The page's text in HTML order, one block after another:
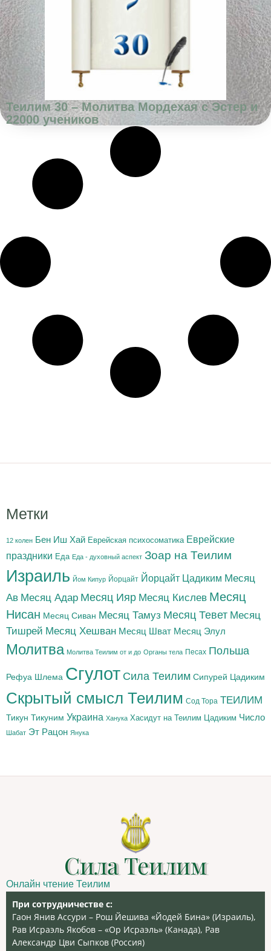
Теилим 30 – Молитва Мордехая с Эстер и
22000 учеников
Метки
12 колен Бен Иш Хай Еврейская психосоматика Еврейские
праздники Еда Еда - духовный аспект Зоар на Теилим
Израиль Йом Кипур Йорцайт Йорцайт Цадиким Месяц
Ав Месяц Адар Месяц Ияр Месяц Кислев Месяц
Нисан Месяц Сиван Месяц Тамуз Месяц Тевет Месяц
Тишрей Месяц Хешван Месяц Шват Месяц Элул
Молитва Молитва Теилим от и до Органы тела Песах Польша
Рефуа Шлема Сгулот Сила Теилим Сипурей Цадиким
Скрытый смысл Теилим Сод Тора ТЕИЛИМ
Тикун Тикуним Украина Ханука Хасидут на Теилим Цадиким Число
Шабат Эт Рацон Янука
Сила Теилим
Онлайн чтение Теилим
При сотрудничестве с:
Гаон Янив Ассури – Рош Йешива «Йодей Бина» (Израиль),
Рав Исраэль Якобов – «Ор Исраэль» (Канада), Рав
Александр Цви Сыпков (Россия)